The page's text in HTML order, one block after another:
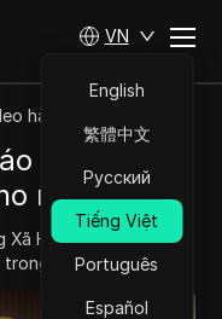
VN
English
繁體中文
Русский
Tiếng Việt
Português
Español
hàng đầu
Facebook
năm 2026
Xã Hội
giây phút
Facebook của Alex